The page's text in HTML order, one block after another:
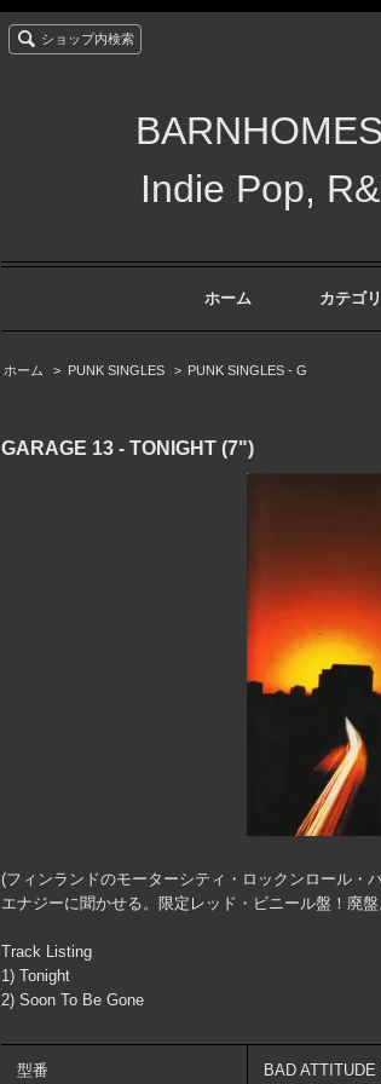
ショップ内検索
Indie Pop,
ホーム カテゴ
ホーム > PUNK SINGLES > PUNK SINGLES - G
GARAGE 13 - TONIGHT (7")
(フィンランドのモーターシティ・ロックンロール・
エナジーに聞かせる。限定レッド・ビニール盤！廃
Track Listing
1) Tonight
2) Soon To Be Gone
型番 BAD ATTITUDE